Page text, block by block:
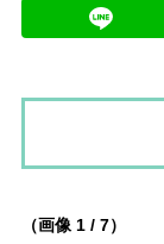
（画像 1 / 7）